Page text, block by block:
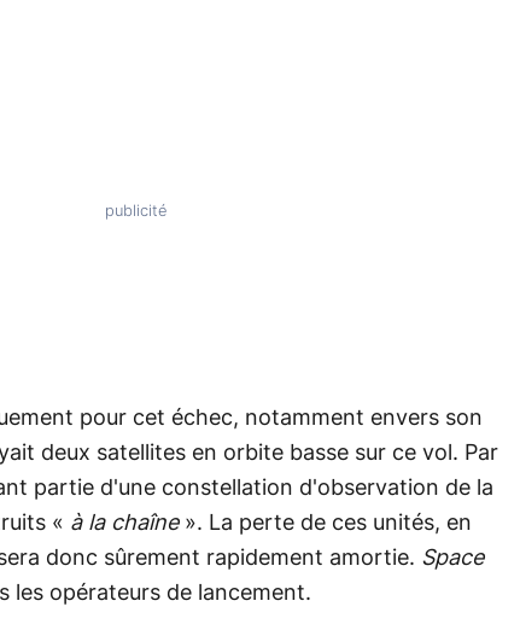
pour cet échec, notamment envers son
deux satellites en orbite basse sur ce vol. Par
partie d'une constellation d'observation de la
« à la chaîne». La perte de ces unités, en
donc sûrement rapidement amortie. Space
les opérateurs de lancement.